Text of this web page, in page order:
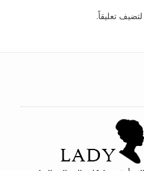
لتضيف تعليقاً.